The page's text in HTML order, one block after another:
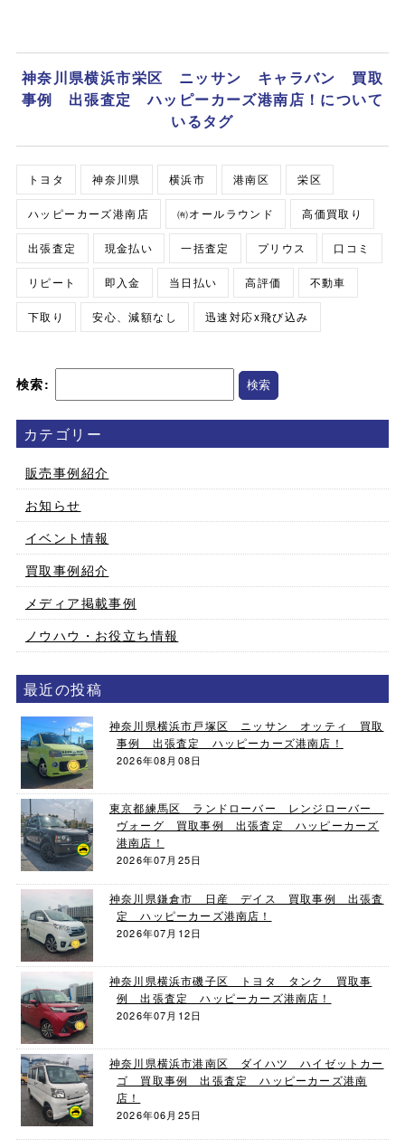
神奈川県横浜市栄区 ニッサン キャラバン 買取
事例 出張査定 ハッピーカーズ港南店！について
いるタグ
トヨタ 神奈川県 横浜市 港南区 栄区
ハッピーカーズ港南店 ㈲オールラウンド 高価買取り
出張査定 現金払い 一括査定 プリウス 口コミ
リピート 即入金 当日払い 高評価 不動車
下取り 安心、減額なし 迅速対応x飛び込み
検索:
カテゴリー
販売事例紹介
お知らせ
イベント情報
買取事例紹介
メディア掲載事例
ノウハウ・お役立ち情報
最近の投稿
神奈川県横浜市戸塚区 ニッサン オッティ 買取
事例 出張査定 ハッピーカーズ港南店！
2026年08月08日
東京都練馬区 ランドローバー レンジローバー
ヴォーグ 買取事例 出張査定 ハッピーカーズ
港南店！
2026年07月25日
神奈川県鎌倉市 日産 デイス 買取事例 出張査
定 ハッピーカーズ港南店！
2026年07月12日
神奈川県横浜市磯子区 トヨタ タンク 買取事
例 出張査定 ハッピーカーズ港南店！
2026年07月12日
神奈川県横浜市港南区 ダイハツ ハイゼットカー
ゴ 買取事例 出張査定 ハッピーカーズ港南
店！
2026年06月25日